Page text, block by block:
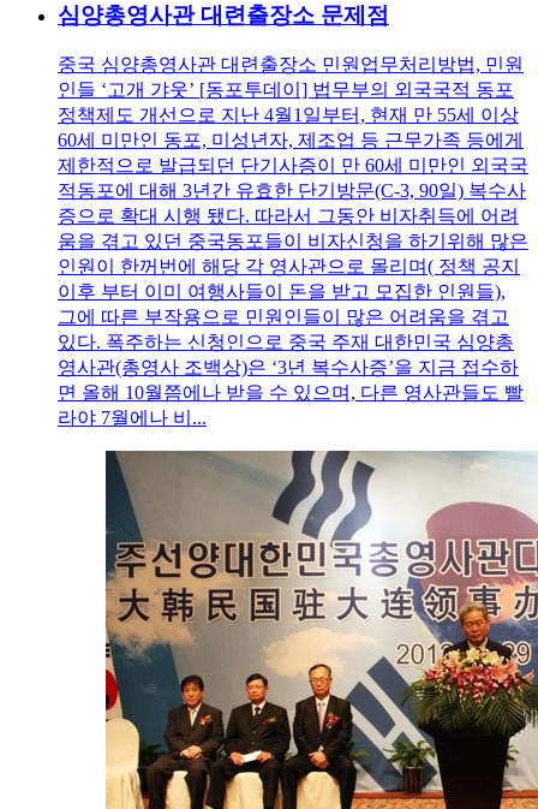
심양총영사관 대련출장소 문제점
중국 심양총영사관 대련출장소 민원업무처리방법, 민원
인들 ‘고개 갸웃’ [동포투데이] 법무부의 외국국적 동포
정책제도 개선으로 지난 4월1일부터, 현재 만 55세 이상
60세 미만인 동포, 미성년자, 제조업 등 근무가족 등에게
제한적으로 발급되던 단기사증이 만 60세 미만인 외국국
적동포에 대해 3년간 유효한 단기방문(C-3, 90일) 복수사
증으로 확대 시행 됐다. 따라서 그동안 비자취득에 어려
움을 겪고 있던 중국동포들이 비자신청을 하기위해 많은
인원이 한꺼번에 해당 각 영사관으로 몰리며( 정책 공지
이후 부터 이미 여행사들이 돈을 받고 모집한 인원들),
그에 따른 부작용으로 민원인들이 많은 어려움을 겪고
있다. 폭주하는 신청인으로 중국 주재 대한민국 심양총
영사관(총영사 조백상)은 ‘3년 복수사증’을 지금 접수하
면 올해 10월쯤에나 받을 수 있으며, 다른 영사관들도 빨
라야 7월에나 비...